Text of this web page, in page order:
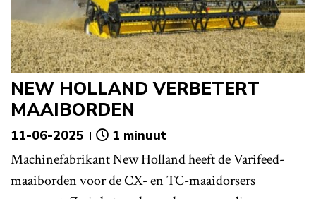
NEW HOLLAND VERBETERT
MAAIBORDEN
11-06-2025 1 minuut
Machinefabrikant New Holland heeft de Varifeed-
maaiborden voor de CX- en TC-maaidorsers